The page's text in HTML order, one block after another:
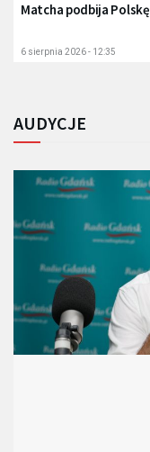
Matcha podbija
6 sierpnia 2026 - 12:35
AUDYCJE